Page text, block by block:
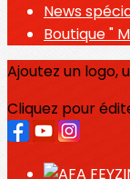
News
Boutique "
Ajoutez un logo,
Cliquez pour